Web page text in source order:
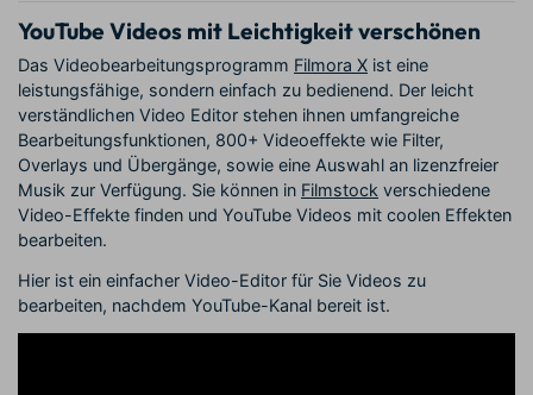
YouTube Videos mit Leichtigkeit verschönen
Das Videobearbeitungsprogramm Filmora X ist eine
leistungsfähige, sondern einfach zu bedienend. Der leicht
verständlichen Video Editor stehen ihnen umfangreiche
Bearbeitungsfunktionen, 800+ Videoeffekte wie Filter,
Overlays und Übergänge, sowie eine Auswahl an lizenzfreier
Musik zur Verfügung. Sie können in Filmstock verschiedene
Video-Effekte finden und YouTube Videos mit coolen Effekten
bearbeiten.
Hier ist ein einfacher Video-Editor für Sie Videos zu
bearbeiten, nachdem YouTube-Kanal bereit ist.